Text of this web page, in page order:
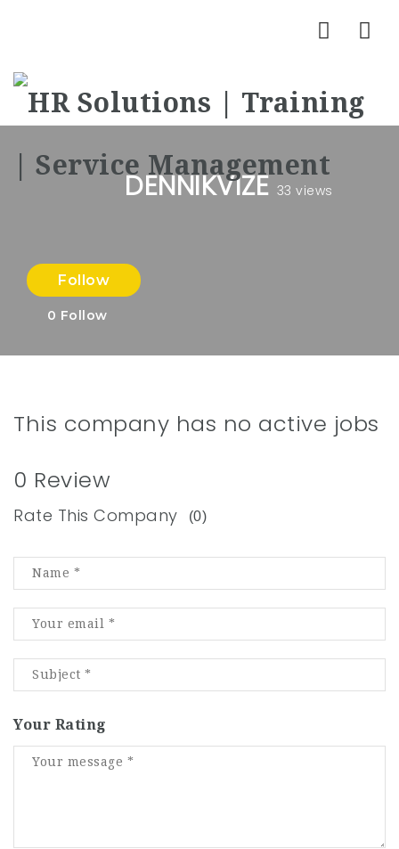
DENNIKVIZE33 views
Follow
0 Follow
This company has no active jobs
0 Review
Rate This Company (0)
Your Rating